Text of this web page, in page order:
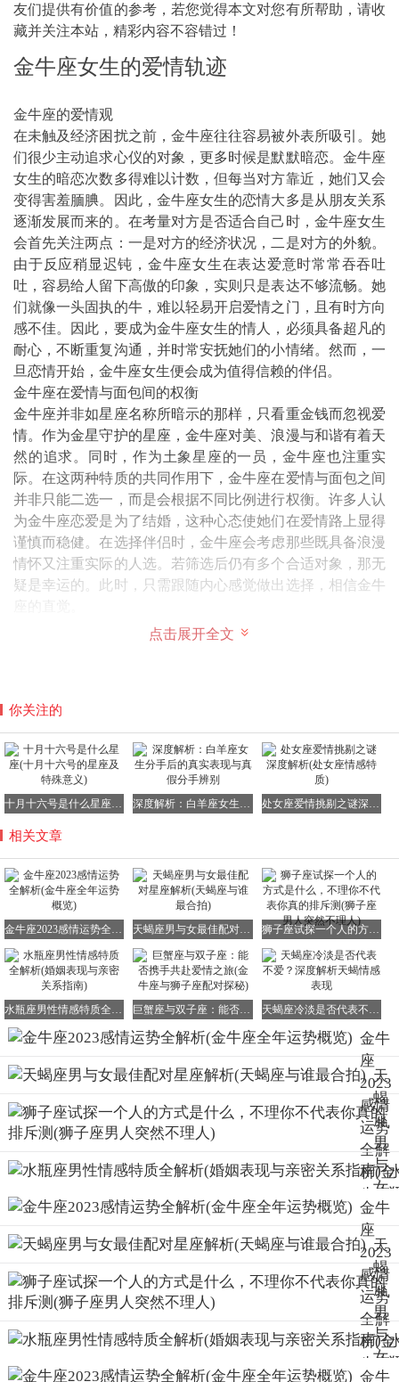
友们提供有价值的参考，若您觉得本文对您有所帮助，请收
藏并关注本站，精彩内容不容错过！
金牛座女生的爱情轨迹
金牛座的爱情观
在未触及经济困扰之前，金牛座往往容易被外表所吸引。她
们很少主动追求心仪的对象，更多时候是默默暗恋。金牛座
女生的暗恋次数多得难以计数，但每当对方靠近，她们又会
变得害羞腼腆。因此，金牛座女生的恋情大多是从朋友关系
逐渐发展而来的。在考量对方是否适合自己时，金牛座女生
会首先关注两点：一是对方的经济状况，二是对方的外貌。
由于反应稍显迟钝，金牛座女生在表达爱意时常常吞吞吐
吐，容易给人留下高傲的印象，实则只是表达不够流畅。她
们就像一头固执的牛，难以轻易开启爱情之门，且有时方向
感不佳。因此，要成为金牛座女生的情人，必须具备超凡的
耐心，不断重复沟通，并时常安抚她们的小情绪。然而，一
旦恋情开始，金牛座女生便会成为值得信赖的伴侣。
金牛座在爱情与面包间的权衡
金牛座并非如星座名称所暗示的那样，只看重金钱而忽视爱
情。作为金星守护的星座，金牛座对美、浪漫与和谐有着天
然的追求。同时，作为土象星座的一员，金牛座也注重实
际。在这两种特质的共同作用下，金牛座在爱情与面包之间
并非只能二选一，而是会根据不同比例进行权衡。许多人认
为金牛座恋爱是为了结婚，这种心态使她们在爱情路上显得
谨慎而稳健。在选择伴侣时，金牛座会考虑那些既具备浪漫
情怀又注重实际的人选。若筛选后仍有多个合适对象，那无
疑是幸运的。此时，只需跟随内心感觉做出选择，相信金牛
以上便是关于金牛座2023年感情运势及全年运势的详细解
点击展开全文
你关注的
十月十六号是什么星座(十月十六号的星座及特殊意义) 深度解析：白羊座女生分手后的真实表现与真假分手辨别 处女座爱情挑剔之谜深度解析(处女座情感特质)
相关文章
金牛座2023感情运势全解析(金牛座全年运势概览) 天蝎座男与女最佳配对星座解析(天蝎座与谁最合拍) 狮子座试探一个人的方式是什么，不理你不代表你真的排斥测(狮子座男人突然不理人)
水瓶座男性情感特质全解析(婚姻表现与亲密关系指南) 巨蟹座与双子座：能否携手共赴爱情之旅(金牛座与狮子座配对探秘) 天蝎座冷淡是否代表不爱？深度解析天蝎情感表现
金牛
座
2023
感情
运势
全解
析(金
牛座
全年
运势
概览)
天
蝎
座
男
与
女
最
佳
配
对
星
座
解
析
金牛
座
2023
感情
运势
全解
析(金
牛座
天
蝎
座
男
与
女
金牛